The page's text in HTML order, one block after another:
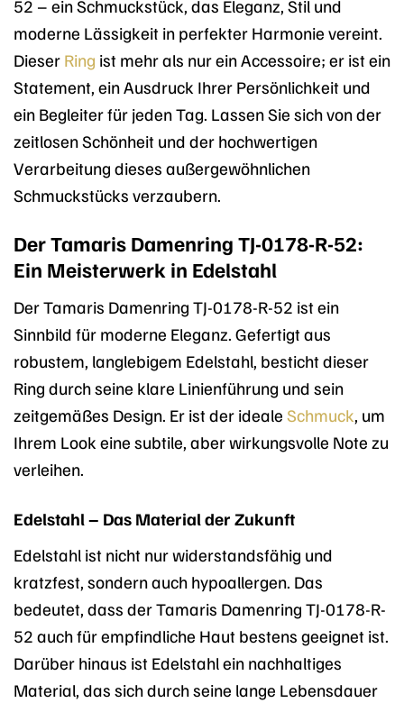
52 – ein Schmuckstück, das Eleganz, Stil und
moderne Lässigkeit in perfekter Harmonie vereint.
Dieser Ring ist mehr als nur ein Accessoire; er ist ein
Statement, ein Ausdruck Ihrer Persönlichkeit und
ein Begleiter für jeden Tag. Lassen Sie sich von der
zeitlosen Schönheit und der hochwertigen
Verarbeitung dieses außergewöhnlichen
Schmuckstücks verzaubern.
Der Tamaris Damenring TJ-0178-R-52:
Ein Meisterwerk in Edelstahl
Der Tamaris Damenring TJ-0178-R-52 ist ein
Sinnbild für moderne Eleganz. Gefertigt aus
robustem, langlebigem Edelstahl, besticht dieser
Ring durch seine klare Linienführung und sein
zeitgemäßes Design. Er ist der ideale Schmuck, um
Ihrem Look eine subtile, aber wirkungsvolle Note zu
verleihen.
Edelstahl – Das Material der Zukunft
Edelstahl ist nicht nur widerstandsfähig und
kratzfest, sondern auch hypoallergen. Das
bedeutet, dass der Tamaris Damenring TJ-0178-R-
52 auch für empfindliche Haut bestens geeignet ist.
Darüber hinaus ist Edelstahl ein nachhaltiges
Material, das sich durch seine lange Lebensdauer